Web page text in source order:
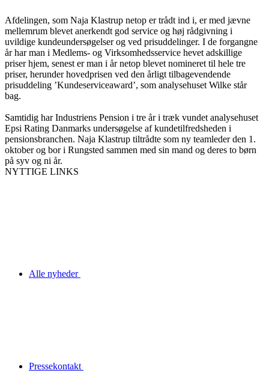
Afdelingen, som Naja Klastrup netop er trådt ind i, er med jævne
mellemrum blevet anerkendt god service og høj rådgivning i
uvildige kundeundersøgelser og ved prisuddelinger. I de forgangne
år har man i Medlems- og Virksomhedsservice hevet adskillige
priser hjem, senest er man i år netop blevet nomineret til hele tre
priser, herunder hovedprisen ved den årligt tilbagevendende
prisuddeling ’Kundeserviceaward’, som analysehuset Wilke står
bag.
Samtidig har Industriens Pension i tre år i træk vundet analysehuset
Epsi Rating Danmarks undersøgelse af kundetilfredsheden i
pensionsbranchen. Naja Klastrup tiltrådte som ny teamleder den 1.
oktober og bor i Rungsted sammen med sin mand og deres to børn
på syv og ni år.
NYTTIGE LINKS
Alle nyheder
Pressekontakt